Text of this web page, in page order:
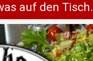
auf den Tisch.